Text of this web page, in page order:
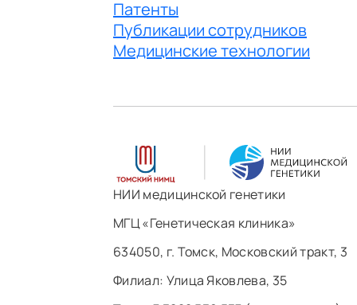
Патенты
Публикации сотрудников
Медицинские технологии
НИИ медицинской генетики
МГЦ «Генетическая клиника»
634050, г. Томск, Московский тракт, 3
Филиал: ​Улица Яковлева, 35